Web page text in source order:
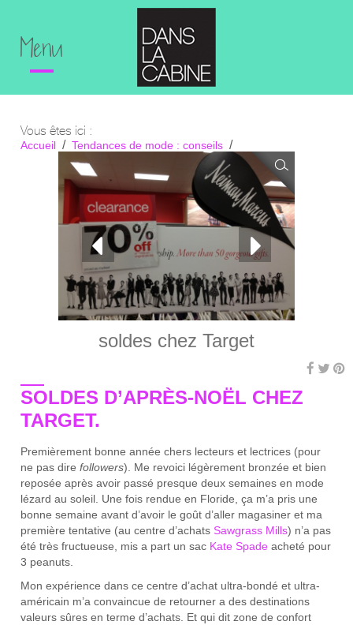
Menu
Vous êtes ici :
Accueil Tendances de mode : conseils
Soldes d’après-noël chez Target.
soldes chez Target
SOLDES D’APRÈS-NOËL CHEZ
TARGET.
Premièrement bonne année chers lecteurs et lectrices (pour
ne pas dire followers). Me revoici légèrement bronzée et bien
reposée après avoir passé presque deux semaines en mode
lézard au soleil. Une fois rendue en Floride, ça m’a pris une
bonne semaine avant d’avoir le goût d’aller magasiner et ma
première tentative (au centre d’achats Sawgrass Mills) n’a pas
été très fructueuse, mis a part un sac Kate Spade acheté pour
3 peanuts.
Mon expérience dans ce centre d’achat ultra-bondé et ultra-
américain m’a convaincue de retourner a des destinations
valeurs sûres en terme d’achats. Et qui dit zone de confort